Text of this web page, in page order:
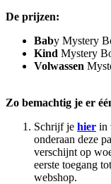
De prijzen:
Baby Mystery
Kind Mystery
Volwassen
Zo bemachtig je er
Schrijf je hier in
onderaan deze
verschijnt op
eerste toegang
webshop.